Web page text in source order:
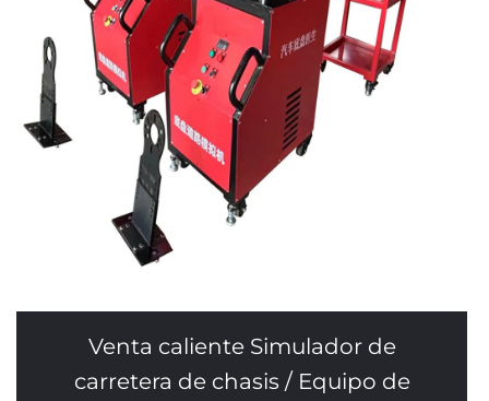
Venta caliente Simulador de
carretera de chasis / Equipo de